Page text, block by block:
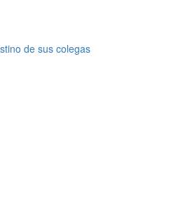
de sus colegas